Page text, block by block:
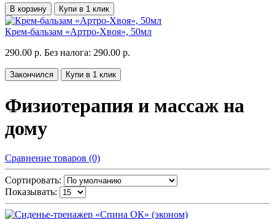
В корзину Купи в 1 клик
Крем-бальзам «Артро-Хвоя», 50мл
290.00 р. Без налога: 290.00 р.
Закончился Купи в 1 клик
Физиотерапия и массаж на
дому
Сравнение товаров (0)
Сортировать:
Показывать: